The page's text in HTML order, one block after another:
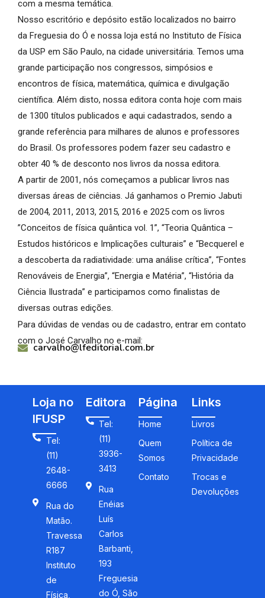
com a mesma temática.
Nosso escritório e depósito estão localizados no bairro
da Freguesia do Ó e nossa loja está no Instituto de Física
da USP em São Paulo, na cidade universitária. Temos uma
grande participação nos congressos, simpósios e
encontros de física, matemática, química e divulgação
científica. Além disto, nossa editora conta hoje com mais
de 1300 títulos publicados e aqui cadastrados, sendo a
grande referência para milhares de alunos e professores
do Brasil. Os professores podem fazer seu cadastro e
obter 40 % de desconto nos livros da nossa editora.
A partir de 2001, nós começamos a publicar livros nas
diversas áreas de ciências. Já ganhamos o Premio Jabuti
de 2004, 2011, 2013, 2015, 2016 e 2025 com os livros
”Conceitos de física quântica vol. 1”, “Teoria Quântica –
Estudos históricos e Implicações culturais” e “Becquerel e
a descoberta da radiatividade: uma análise crítica”, “Fontes
Renováveis de Energia”, “Energia e Matéria”, “História da
Ciência Ilustrada” e participamos como finalistas de
diversas outras edições.
Para dúvidas de vendas ou de cadastro, entrar em contato
com o José Carvalho no e-mail:
carvalho@lfeditorial.com.br
Loja no
IFUSP
Tel:
(11)
2648-
6666
Rua do
Matão.
Travessa
R187
Instituto
de
Física,
Editora
Tel:
(11)
3936-
3413
Rua
Enéias
Luís
Carlos
Barbanti,
193
Freguesia
do Ó, São
Página
Home
Quem
Somos
Contato
Links
Livros
Política de
Privacidade
Trocas e
Devoluções